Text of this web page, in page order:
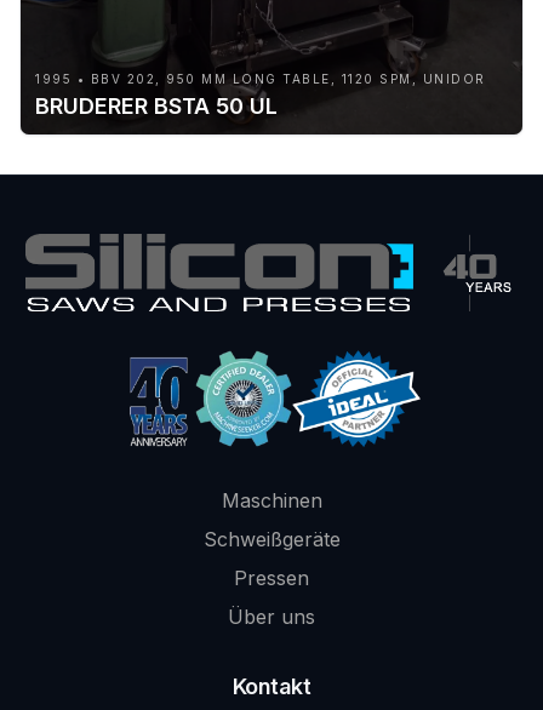
1995 • BBV 202, 950 MM LONG TABLE, 1120 SPM, UNIDOR
BRUDERER BSTA 50 UL
Maschinen
Schweißgeräte
Pressen
Über uns
Kontakt